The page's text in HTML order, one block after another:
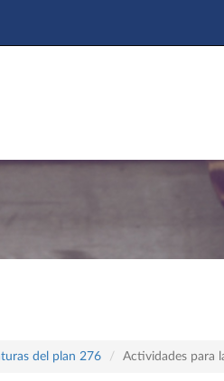
del plan 276 Actividades para